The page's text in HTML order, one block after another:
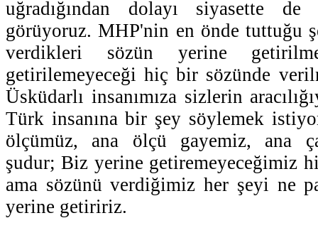
uğradığından dolayı siyasette de
görüyoruz. MHP'nin en önde tuttuğu
verdikleri sözün yerine
getirilemeyeceği hiç bir sözünde
Üsküdarlı insanımıza sizlerin
Türk insanına bir şey söylemek
ölçümüz, ana ölçü gayemiz, ana
şudur; Biz yerine getiremeyeceğimiz
ama sözünü verdiğimiz her şeyi ne
yerine getiririz.